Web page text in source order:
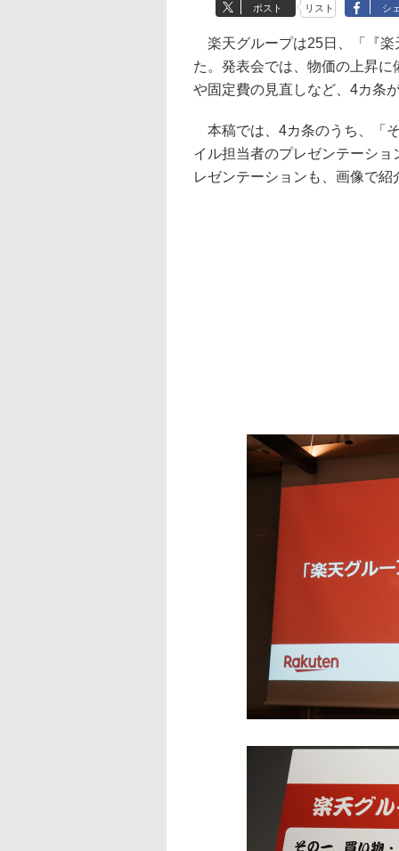
ポスト リスト シ
楽天グループは25日、「『楽
た。発表会では、物価の上昇に
や固定費の見直しなど、4カ条
本稿では、4カ条のうち、「
イル担当者のプレゼンテーシ
レゼンテーションも、画像で紹